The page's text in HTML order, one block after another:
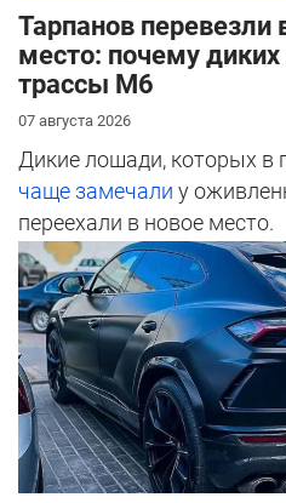
Тарпанов перевезли
место: почему
трассы М6
07 августа 2026
Дикие лошади, которых в
чаще замечали у
переехали в новое место.